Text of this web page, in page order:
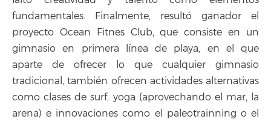
fundamentales. Finalmente, resultó ganador el
proyecto Ocean Fitnes Club, que consiste en un
gimnasio en primera línea de playa, en el que
aparte de ofrecer lo que cualquier gimnasio
tradicional, también ofrecen actividades alternativas
como clases de surf, yoga (aprovechando el mar, la
arena) e innovaciones como el paleotrainning o el